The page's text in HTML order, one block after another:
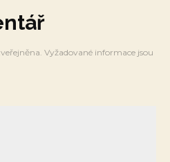
Vyžadované informace jsou